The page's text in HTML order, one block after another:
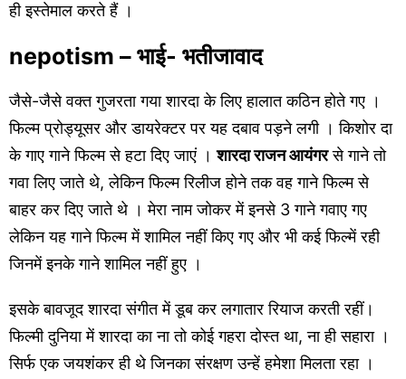
ही इस्तेमाल करते हैं ।
nepotism – भाई- भतीजावाद
जैसे-जैसे वक्त गुजरता गया शारदा के लिए हालात कठिन होते गए ।
फिल्म प्रोड्यूसर और डायरेक्टर पर यह दबाव पड़ने लगी । किशोर दा
के गाए गाने फिल्म से हटा दिए जाएं ।शारदा राजन आयंगरसे गाने तो
गवा लिए जाते थे, लेकिन फिल्म रिलीज होने तक वह गाने फिल्म से
बाहर कर दिए जाते थे । मेरा नाम जोकर में इनसे 3 गाने गवाए गए
लेकिन यह गाने फिल्म में शामिल नहीं किए गए और भी कई फिल्में रही
जिनमें इनके गाने शामिल नहीं हुए ।
इसके बावजूद शारदा संगीत में डूब कर लगातार रियाज करती रहीं।
फिल्मी दुनिया में शारदा का ना तो कोई गहरा दोस्त था, ना ही सहारा ।
सिर्फ एक जयशंकर ही थे जिनका संरक्षण उन्हें हमेशा मिलता रहा ।